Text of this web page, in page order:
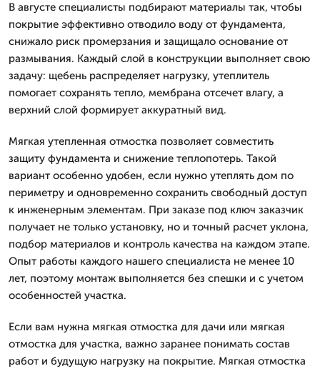
В августе специалисты подбирают материалы так, чтобы
покрытие эффективно отводило воду от фундамента,
снижало риск промерзания и защищало основание от
размывания. Каждый слой в конструкции выполняет свою
задачу: щебень распределяет нагрузку, утеплитель
помогает сохранять тепло, мембрана отсечет влагу, а
верхний слой формирует аккуратный вид.
Мягкая утепленная отмостка позволяет совместить
защиту фундамента и снижение теплопотерь. Такой
вариант особенно удобен, если нужно утеплять дом по
периметру и одновременно сохранить свободный доступ
к инженерным элементам. При заказе под ключ заказчик
получает не только установку, но и точный расчет уклона,
подбор материалов и контроль качества на каждом этапе.
Опыт работы каждого нашего специалиста не менее 10
лет, поэтому монтаж выполняется без спешки и с учетом
особенностей участка.
Если вам нужна мягкая отмостка для дачи или мягкая
отмостка для участка, важно заранее понимать состав
работ и будущую нагрузку на покрытие. Мягкая отмостка